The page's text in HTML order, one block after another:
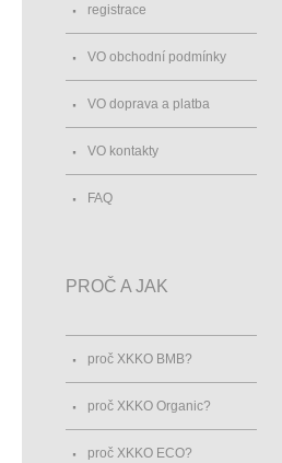
registrace
VO obchodní podmínky
VO doprava a platba
VO kontakty
FAQ
PROČ A JAK
proč XKKO BMB?
proč XKKO Organic?
proč XKKO ECO?